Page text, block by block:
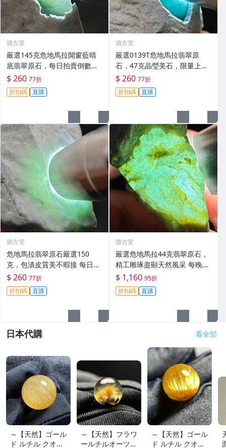
源古堂
嚴選145克危地馬拉開窗藍晴
底翡翠原石，每日拍賣倒數計
時，即刻競拍。危地馬拉翡翠
擬價 藍色翡翠 晶塊 夜拍截標
十一點
$ 260 77折
折扣碼 直購
源古堂
嚴選0139T危地馬拉翡翠原
石，47克晶瑩美石，限量上
拍，今夜11點截標！真實成交
等你來。危地馬拉 翡翠原石 拍
賣
$ 260 77折
折扣碼 直購
源古堂
危地馬拉翡翠原石嚴選150
克，包漬皮質美不暇接 每日拍
賣晚11點截標 真實成交 危地
馬拉、翡翠原石、包漿皮
$ 260 77折
折扣碼 直購
源古堂
嚴選危地馬拉44克翡翠原石，
精工雕琢盡顯天然風采 每晚11
點截標 日拍推薦 危地馬拉 翡
翠原石 雕琢作品
$ 1,160 95折
折扣碼 直購
日本代購 看全部
～【天然】ゴール
ド ルチル クオー
～【天然】フラワ
ールチルオーツ
～【天然】ゴール
ド ルチル クオー